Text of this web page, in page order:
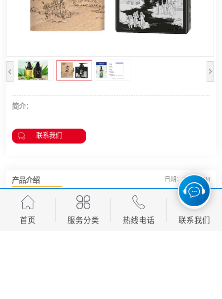
简介：
联系我们
产品介绍 日期：2026-02-04
首页 服务分类 热线电话 联系我们